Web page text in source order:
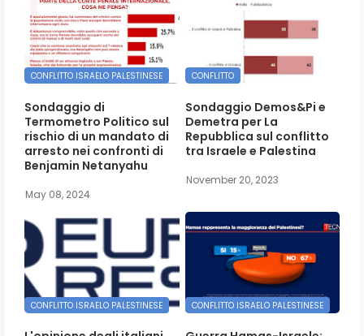
CONFLITTO ISRAELO PALESTINESE
Sondaggio di
Termometro Politico sul
rischio di un mandato di
arresto nei confronti di
Benjamin Netanyahu
May 08, 2024
CONFLITTO
Sondaggio Demos&Pi e
Demetra per La
Repubblica sul conflitto
tra Israele e Palestina
November 20, 2023
CONFLITTO ISRAELO PALESTINESE CONFLITTO ISRAELO PALESTINESE